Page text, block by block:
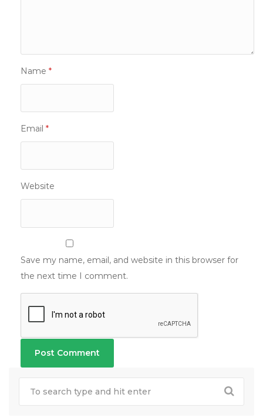
Name *
Email *
Website
Save my name, email, and website in this browser for
the next time I comment.